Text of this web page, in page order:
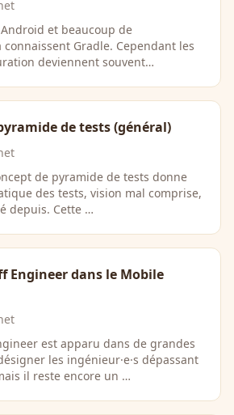
et beaucoup de
connaissent Gradle. Cependant les
deviennent souvent
de tests (général)
de pyramide de tests donne
des tests, vision mal comprise,
depuis. Cette …
Engineer dans le Mobile
est apparu dans de grandes
les ingénieur·e·s dépassant
il reste encore un …